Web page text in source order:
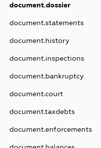
document.dossier
document.statements
document.history
document.inspections
document.bankruptcy
document.court
document.taxdebts
document.enforcements